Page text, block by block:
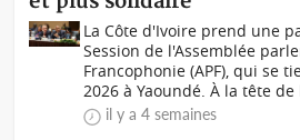
La Côte d'Ivoire prend une
Session de l'Assemblée
Francophonie (APF), qui se
2026 à Yaoundé. À la tête
il y a 4 semaines